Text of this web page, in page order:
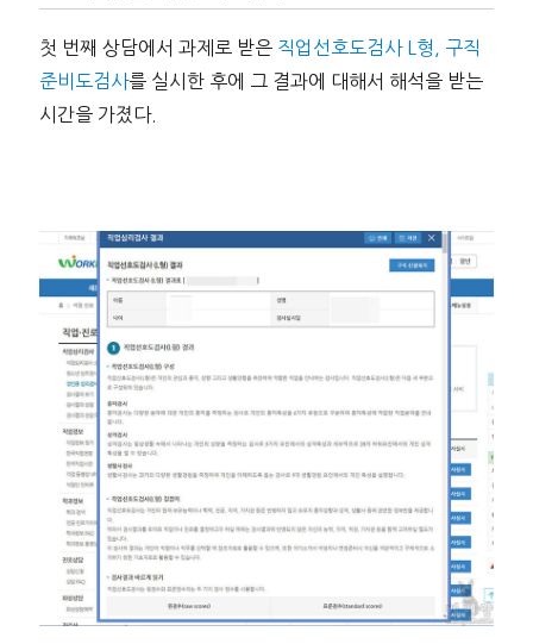
첫 번째 상담에서 과제로 받은 직업선호도검사 L형, 구직
준비도검사를 실시한 후에 그 결과에 대해서 해석을 받는
시간을 가졌다.